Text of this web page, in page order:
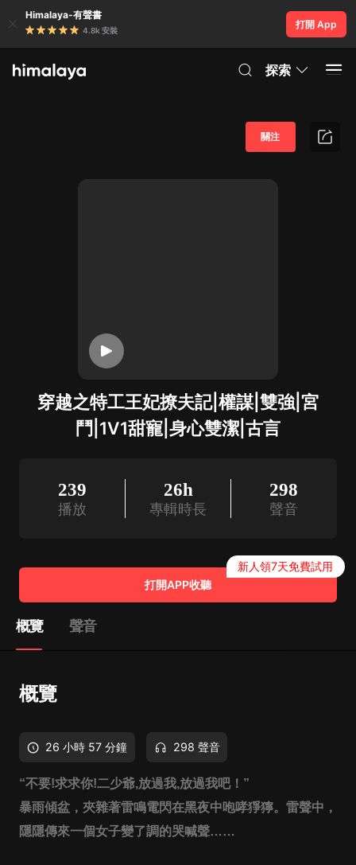
Himalaya-有聲書
4.8k 安裝
打開 App
探索
穿越之特工王妃撩夫記|權謀|雙強|宮
鬥|1V1甜寵|身心雙潔|古言
關注
239
播放
26h
專輯時長
298
聲音
打開APP收聽
新人領7天免費試用
概覽 聲音
概覽
26 小時 57 分鐘 298 聲音
“不要!求求你!二少爺,放過我,放過我吧！”
暴雨傾盆，夾雜著雷鳴電閃在黑夜中咆哮猙獰。雷聲中，
隱隱傳來一個女子變了調的哭喊聲……